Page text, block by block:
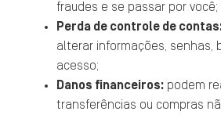
fraudes e se passar por você;
Perda de controle de
alterar informações, senhas,
acesso;
Danos financeiros: podem
transferências ou compras